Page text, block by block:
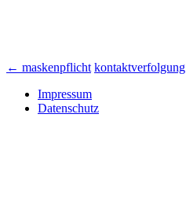
Beitrags-
Navigation
← maskenpflicht kontaktverfolgung
Impressum
Datenschutz